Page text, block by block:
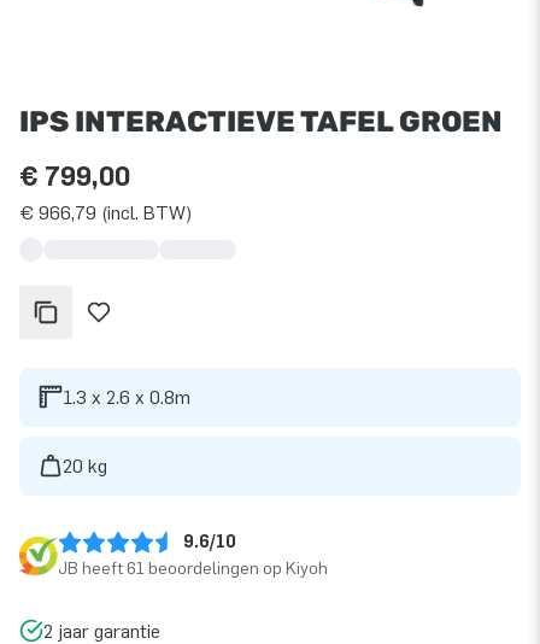
IPS INTERACTIEVE TAFEL GROEN
€ 799,00
€ 966,79 (incl. BTW)
1.3 x 2.6 x 0.8m
20 kg
9.6/10
JB heeft 61 beoordelingen op Kiyoh
2 jaar garantie